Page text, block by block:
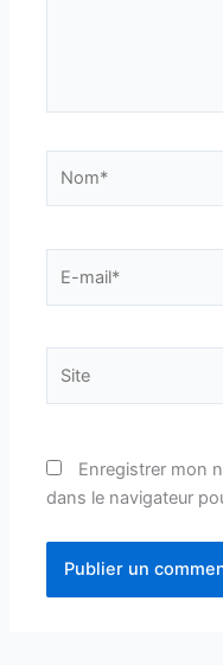
mail*
Enregistrer mon
dans le navigateur